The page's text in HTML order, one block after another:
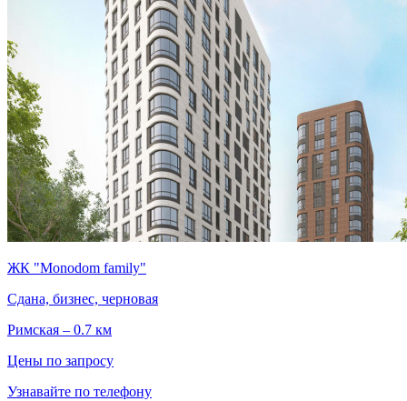
ЖК "Monodom family"
Сдана, бизнес, черновая
Римская – 0.7 км
Цены по запросу
Узнавайте по телефону